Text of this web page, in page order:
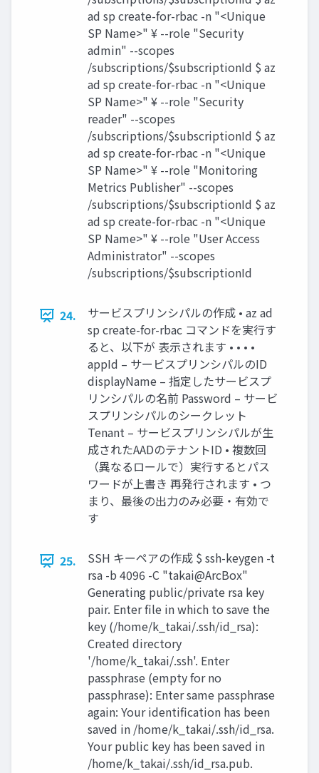
ad sp create-for-rbac -n "<Unique
SP Name>" ¥ --role "Security
admin" --scopes
/subscriptions/$subscriptionId $ az
ad sp create-for-rbac -n "<Unique
SP Name>" ¥ --role "Security
reader" --scopes
/subscriptions/$subscriptionId $ az
ad sp create-for-rbac -n "<Unique
SP Name>" ¥ --role "Monitoring
Metrics Publisher" --scopes
/subscriptions/$subscriptionId $ az
ad sp create-for-rbac -n "<Unique
SP Name>" ¥ --role "User Access
Administrator" --scopes
/subscriptions/$subscriptionId
24.
サービスプリンシパルの作成 • az ad
sp create-for-rbac コマンドを実行す
ると、以下が 表示されます • • • •
appId – サービスプリンシパルのID
displayName – 指定したサービスプ
リンシパルの名前 Password – サービ
スプリンシパルのシークレット
Tenant – サービスプリンシパルが生
成されたAADのテナントID • 複数回
（異なるロールで）実行するとパス
ワードが上書き 再発行されます • つ
まり、最後の出力のみ必要・有効で
す
25.
SSH キーペアの作成 $ ssh-keygen -t
rsa -b 4096 -C "takai@ArcBox"
Generating public/private rsa key
pair. Enter file in which to save the
key (/home/k_takai/.ssh/id_rsa):
Created directory
'/home/k_takai/.ssh'. Enter
passphrase (empty for no
passphrase): Enter same passphrase
again: Your identification has been
saved in /home/k_takai/.ssh/id_rsa.
Your public key has been saved in
/home/k_takai/.ssh/id_rsa.pub.